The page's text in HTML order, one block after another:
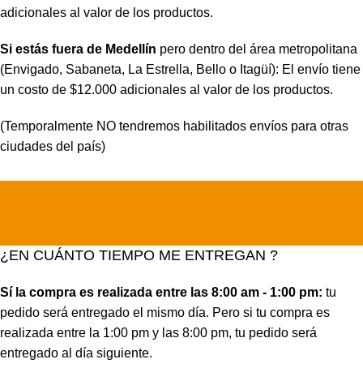
adicionales al valor de los productos.
Si estás fuera de Medellín pero dentro del área metropolitana
(Envigado, Sabaneta, La Estrella, Bello o Itagüí): El envío tiene
un costo de $12.000 adicionales al valor de los productos.
(Temporalmente NO tendremos habilitados envíos para otras
ciudades del país)
¿EN CUÁNTO TIEMPO ME ENTREGAN ?
Sí la compra es realizada entre las 8:00 am - 1:00 pm: tu
pedido será entregado el mismo día. Pero si tu compra es
realizada entre la 1:00 pm y las 8:00 pm, tu pedido será
entregado al día siguiente.